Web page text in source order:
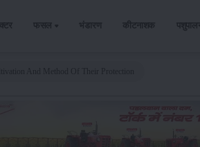
फसल भंडारण कीटनाशक